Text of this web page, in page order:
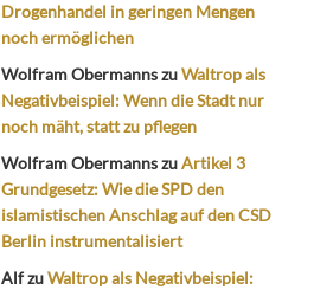
Drogenhandel in geringen Mengen
noch ermöglichen
Wolfram ObermannszuWaltrop als
Negativbeispiel: Wenn die Stadt nur
noch mäht, statt zu pflegen
Wolfram ObermannszuArtikel 3
Grundgesetz: Wie die SPD den
islamistischen Anschlag auf den CSD
Berlin instrumentalisiert
AlfzuWaltrop als Negativbeispiel: